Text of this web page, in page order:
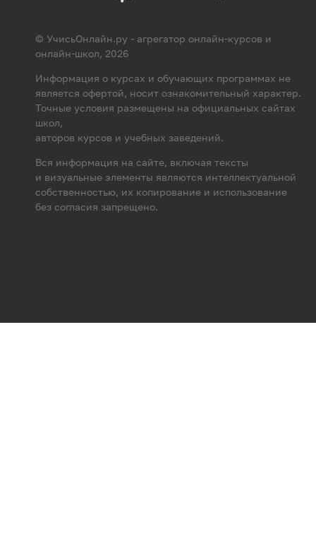
© УчисьОнлайн.ру - агрегатор онлайн-курсов и
онлайн-школ, 2026
Информация о курсах и обучающих программах не
является офертой, носит ознакомительный характер.
Точные условия размещены на официальных сайтах
школ,
авторов курсов и учебных заведений.
Вся информация на сайте, включая тексты
и визуальные элементы являются интеллектуальной
собственностью, их копирование и использование
без согласия запрещено.